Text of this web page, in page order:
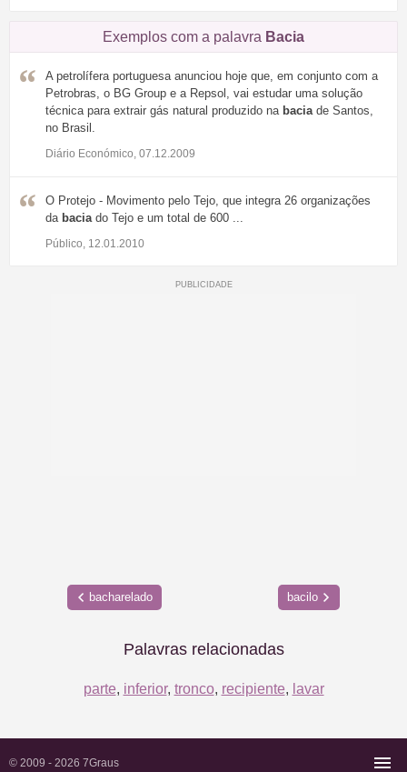
Exemplos com a palavra Bacia
A petrolífera portuguesa anunciou hoje que, em conjunto com a
Petrobras, o BG Group e a Repsol, vai estudar uma solução
técnica para extrair gás natural produzido na bacia de Santos,
no Brasil.
Diário Económico, 07.12.2009
O Protejo - Movimento pelo Tejo, que integra 26 organizações
da bacia do Tejo e um total de 600 ...
Público, 12.01.2010
bacharelado bacilo
Palavras relacionadas
parte, inferior, tronco, recipiente, lavar
© 2009 - 2026 7Graus